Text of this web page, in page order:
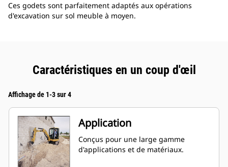
Ces godets sont parfaitement adaptés aux opérations
d'excavation sur sol meuble à moyen.
Caractéristiques en un coup d'œil
Affichage de 1-3 sur 4
Application
Conçus pour une large gamme
d'applications et de matériaux.